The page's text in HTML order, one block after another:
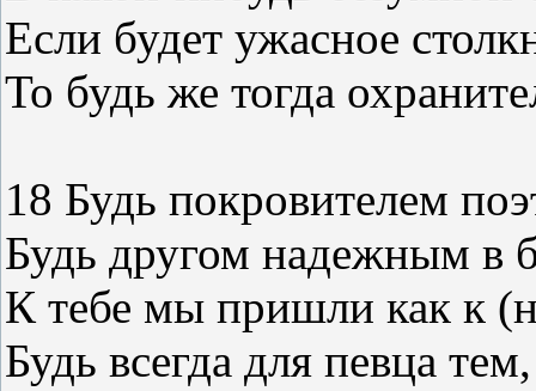
Если будет ужасное
То будь же тогда
18 Будь покровителем
Будь другом надежным в
К тебе мы пришли как к
Будь всегда для певца